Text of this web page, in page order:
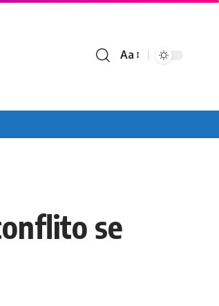
Font
Aa
se